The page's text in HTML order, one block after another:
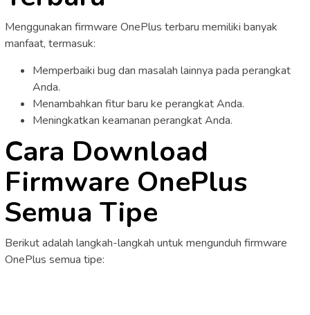
Menggunakan firmware OnePlus terbaru memiliki banyak
manfaat, termasuk:
Memperbaiki bug dan masalah lainnya pada perangkat
Anda.
Menambahkan fitur baru ke perangkat Anda.
Meningkatkan keamanan perangkat Anda.
Cara Download
Firmware OnePlus
Semua Tipe
Berikut adalah langkah-langkah untuk mengunduh firmware
OnePlus semua tipe: